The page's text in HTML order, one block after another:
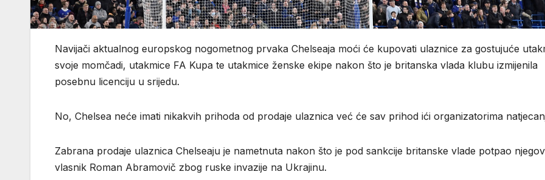
Navijači aktualnog europskog nogometnog prvaka Chelseaja moći će kupovati ulaznice za gostujuće
svoje momčadi, utakmice FA Kupa te utakmice ženske ekipe nakon što je britanska vlada klubu izmijenila
posebnu licenciju u srijedu.
No, Chelsea neće imati nikakvih prihoda od prodaje ulaznica već će sav prihod ići organizatorima
Zabrana prodaje ulaznica Chelseaju je nametnuta nakon što je pod sankcije britanske vlade potpao njegov
vlasnik Roman Abramovič zbog ruske invazije na Ukrajinu.